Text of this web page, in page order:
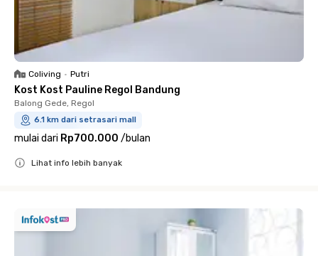
Coliving • Putri
Kost Kost Pauline Regol Bandung
Balong Gede, Regol
6.1 km dari setrasari mall
mulai dari Rp700.000 /bulan
Lihat info lebih banyak